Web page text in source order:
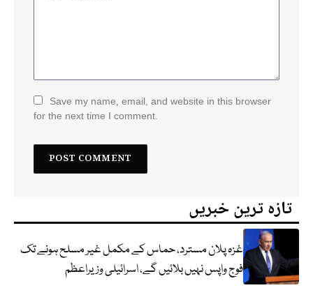
Save my name, email, and website in this browser
for the next time I comment.
تازہ ترین خبریں
غزہ پلان مسترد، حماس کے مکمل غیر مسلح ہونے تک
فوج واپس نہیں بلائیں گے، اسرائیلی وزیراعظم